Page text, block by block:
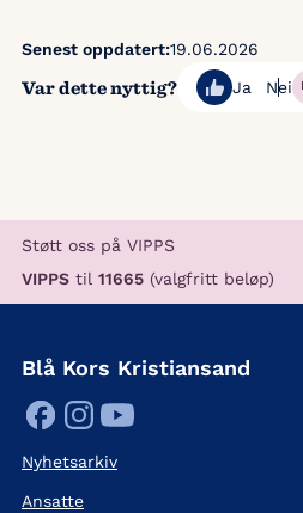
Var dette nyttig? Ja Nei
Senest oppdatert:19.06.2026
Støtt oss på VIPPS
VIPPS til 11665 (valgfritt beløp)
Blå Kors Kristiansand
Nyhetsarkiv
Ansatte